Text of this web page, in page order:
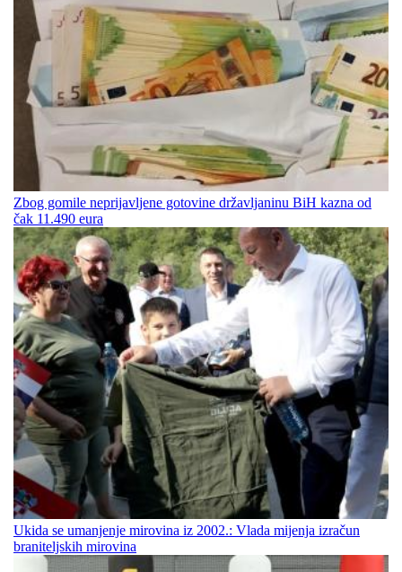
Zbog gomile neprijavljene gotovine državljaninu BiH kazna od
čak 11.490 eura
Ukida se umanjenje mirovina iz 2002.: Vlada mijenja izračun
braniteljskih mirovina